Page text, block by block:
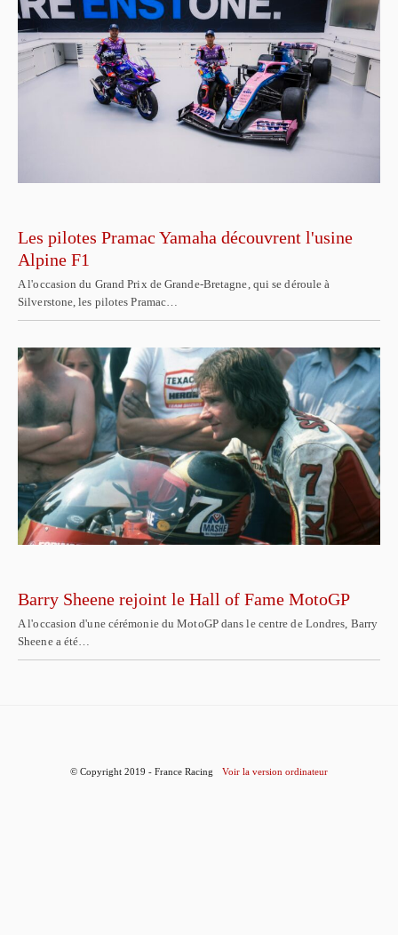
Les pilotes Pramac Yamaha découvrent l'usine
Alpine F1
A l'occasion du Grand Prix de Grande-Bretagne, qui se déroule à
Silverstone, les pilotes Pramac…
Barry Sheene rejoint le Hall of Fame MotoGP
A l'occasion d'une cérémonie du MotoGP dans le centre de Londres, Barry
Sheene a été…
© Copyright 2019 - France Racing Voir la version ordinateur